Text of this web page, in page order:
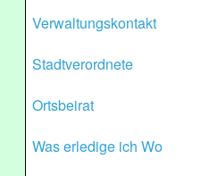
Verwaltungskontakt
Stadtverordnete
Ortsbeirat
Was erledige ich Wo